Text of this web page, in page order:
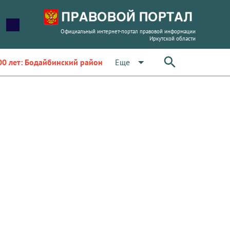
Официальный интернет-портал правовой информации
Иркутской области
лет: Бодайбинский район Еще arrow_drop_down